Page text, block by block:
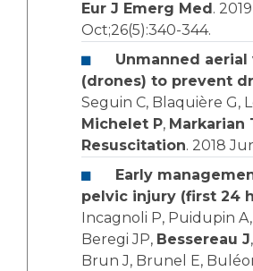
Eur J Emerg Med . 2019
Oct;26(5):340-344.
Unmanned aerial
(drones) to prevent
Seguin C, Blaquière G,
Michelet P, Markarian
Resuscitation. 2018
Early
pelvic injury (first 24
Incagnoli P, Puidupin
Beregi JP, Bessereau J
Brun J, Brunel E,